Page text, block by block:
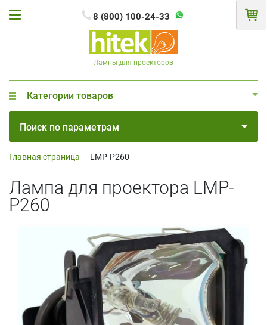
8 (800) 100-24-33
Лампы для проекторов
Категории товаров
Поиск по параметрам
Главная страница - LMP-P260
Лампа для проектора LMP-
P260